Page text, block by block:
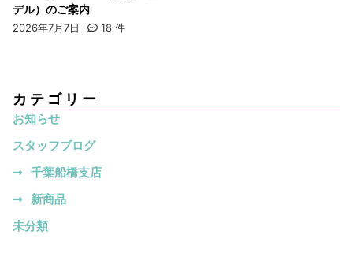
デル）のご案内
2026年7月7日 18 件
カテゴリー
お知らせ
スタッフブログ
千葉船橋支店
新商品
未分類